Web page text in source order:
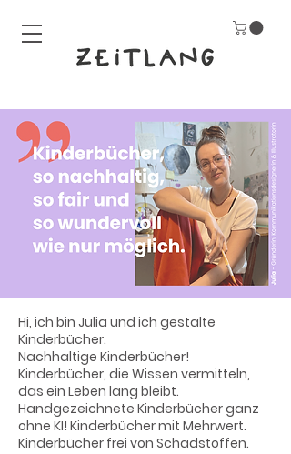
Hi, ich bin Julia und ich gestalte
Kinderbücher.
Nachhaltige Kinderbücher!
Kinderbücher, die Wissen vermitteln,
das ein Leben lang bleibt.
Handgezeichnete Kinderbücher ganz
ohne KI! Kinderbücher mit Mehrwert.
Kinderbücher frei von Schadstoffen.